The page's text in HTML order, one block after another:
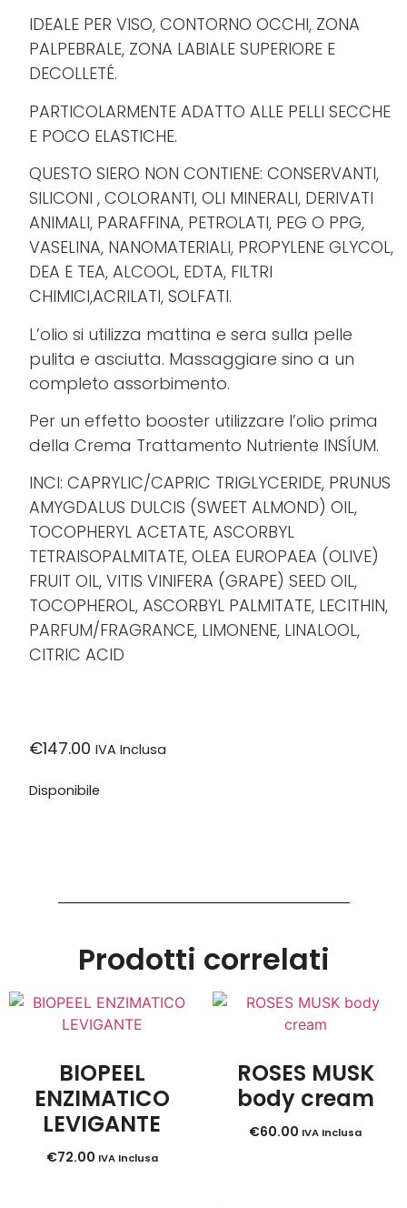
IDEALE PER VISO, CONTORNO OCCHI, ZONA
PALPEBRALE, ZONA LABIALE SUPERIORE E
DECOLLETÉ.
PARTICOLARMENTE ADATTO ALLE PELLI SECCHE
E POCO ELASTICHE.
QUESTO SIERO NON CONTIENE: CONSERVANTI,
SILICONI , COLORANTI, OLI MINERALI, DERIVATI
ANIMALI, PARAFFINA, PETROLATI, PEG O PPG,
VASELINA, NANOMATERIALI, PROPYLENE GLYCOL,
DEA E TEA, ALCOOL, EDTA, FILTRI
CHIMICI,ACRILATI, SOLFATI.
L’olio si utilizza mattina e sera sulla pelle
pulita e asciutta. Massaggiare sino a un
completo assorbimento.
Per un effetto booster utilizzare l’olio prima
della Crema Trattamento Nutriente INSÍUM.
INCI: CAPRYLIC/CAPRIC TRIGLYCERIDE, PRUNUS
AMYGDALUS DULCIS (SWEET ALMOND) OIL,
TOCOPHERYL ACETATE, ASCORBYL
TETRAISOPALMITATE, OLEA EUROPAEA (OLIVE)
FRUIT OIL, VITIS VINIFERA (GRAPE) SEED OIL,
TOCOPHEROL, ASCORBYL PALMITATE, LECITHIN,
PARFUM/FRAGRANCE, LIMONENE, LINALOOL,
CITRIC ACID
€147.00 IVA Inclusa
Disponibile
Prodotti correlati
BIOPEEL
ENZIMATICO
LEVIGANTE
€72.00 IVA Inclusa
ROSES MUSK
body cream
€60.00 IVA Inclusa